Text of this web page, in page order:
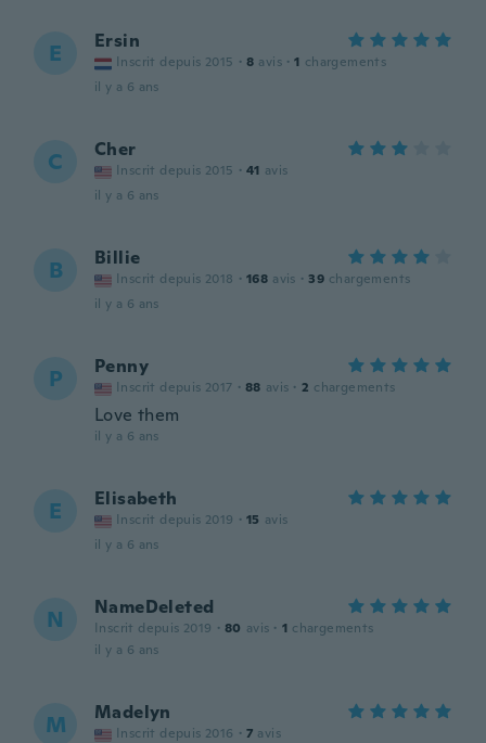
E Ersin
Inscrit depuis 2015 · 8 avis · 1 chargements
il y a 6 ans
C Cher
Inscrit depuis 2015 · 41 avis
il y a 6 ans
B Billie
Inscrit depuis 2018 · 168 avis · 39 chargements
il y a 6 ans
P Penny
Inscrit depuis 2017 · 88 avis · 2 chargements
Love them
il y a 6 ans
E Elisabeth
Inscrit depuis 2019 · 15 avis
il y a 6 ans
N NameDeleted
Inscrit depuis 2019 · 80 avis · 1 chargements
il y a 6 ans
M Madelyn
Inscrit depuis 2016 · 7 avis